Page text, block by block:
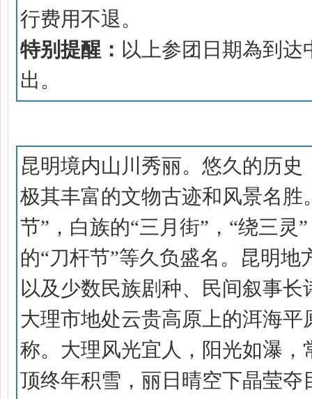
行费用不退。
特别提醒： 以上参团日期為到
出。
昆明境内山川秀丽。悠久的历
极其丰富的文物古迹和风景名
节”，白族的“三月街”，“绕三灵
的“刀杆节”等久负盛名。昆明
以及少数民族剧种、民间叙事
大理市地处云贵高原上的洱海
称。大理风光宜人，阳光如瀑
顶终年积雪，丽日晴空下晶莹